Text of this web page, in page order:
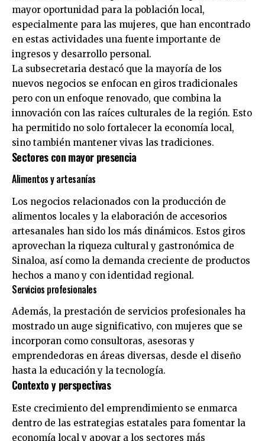
mayor oportunidad para la población local,
especialmente para las mujeres, que han encontrado
en estas actividades una fuente importante de
ingresos y desarrollo personal.
La subsecretaria destacó que la mayoría de los
nuevos negocios se enfocan en giros tradicionales
pero con un enfoque renovado, que combina la
innovación con las raíces culturales de la región. Esto
ha permitido no solo fortalecer la economía local,
sino también mantener vivas las tradiciones.
Sectores con mayor presencia
Alimentos y artesanías
Los negocios relacionados con la producción de
alimentos locales y la elaboración de accesorios
artesanales han sido los más dinámicos. Estos giros
aprovechan la riqueza cultural y gastronómica de
Sinaloa, así como la demanda creciente de productos
hechos a mano y con identidad regional.
Servicios profesionales
Además, la prestación de servicios profesionales ha
mostrado un auge significativo, con mujeres que se
incorporan como consultoras, asesoras y
emprendedoras en áreas diversas, desde el diseño
hasta la educación y la tecnología.
Contexto y perspectivas
Este crecimiento del emprendimiento se enmarca
dentro de las estrategias estatales para fomentar la
economía local y apoyar a los sectores más